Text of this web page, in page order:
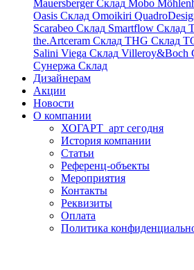
MauersbergerСклад Mobo
Oasis Склад Omoikiri
Scarabeo Склад Smartflow Склад
the.Artceram Склад THG Склад
Salini Viega Склад Villeroy&Boch
Сунержа Склад
Дизайнерам
Акции
Новости
О компании
ХОГАРТ_арт сегодня
История компании
Статьи
Референц-объекты
Мероприятия
Контакты
Реквизиты
Оплата
Политика